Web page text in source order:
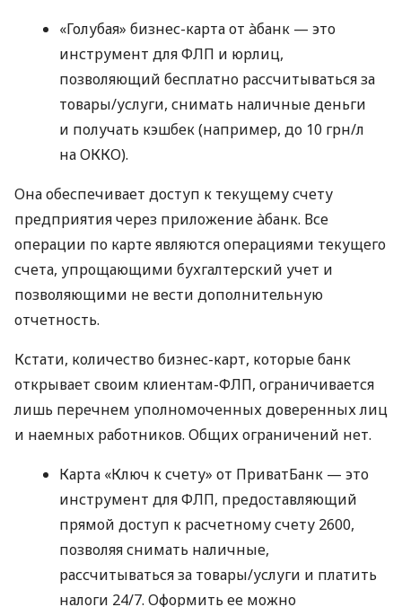
«Голубая» бизнес-карта от àбанк — это
инструмент для ФЛП и юрлиц,
позволяющий бесплатно рассчитываться за
товары/услуги, снимать наличные деньги
и получать кэшбек (например, до 10 грн/л
на ОККО).
Она обеспечивает доступ к текущему счету
предприятия через приложение àбанк. Все
операции по карте являются операциями текущего
счета, упрощающими бухгалтерский учет и
позволяющими не вести дополнительную
отчетность.
Кстати, количество бизнес-карт, которые банк
открывает своим клиентам-ФЛП, ограничивается
лишь перечнем уполномоченных доверенных лиц
и наемных работников. Общих ограничений нет.
Карта «Ключ к счету» от ПриватБанк — это
инструмент для ФЛП, предоставляющий
прямой доступ к расчетному счету 2600,
позволяя снимать наличные,
рассчитываться за товары/услуги и платить
налоги 24/7. Оформить ее можно